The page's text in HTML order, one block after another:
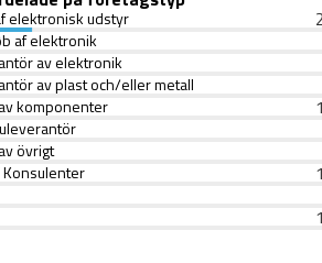
elektronisk udstyr
af elektronik
av elektronik
av plast och/eller metall
komponenter
övrigt